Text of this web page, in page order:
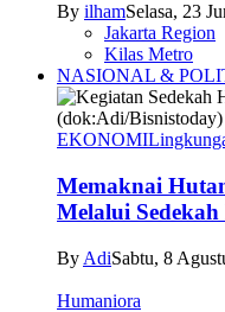
By ilhamSelasa, 23
Jakarta Region
Kilas Metro
NASIONAL &
EKONOMI
Memaknai
Melalui
By AdiSabtu, 8
Humaniora